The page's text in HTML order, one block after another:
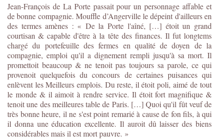
Jean-François de La Porte passait pour un personnage affable et
de bonne compagnie. Mouffle d’Angerville le dépeint d'ailleurs en
des termes amènes : « De la Porte l'aîné, […] étoit un grand
courtisan & capable d'être à la tête des finances. Il fut longtems
chargé du portefeuille des fermes en qualité de doyen de la
compagnie, emploi qu'il a dignement rempli jusqu'à sa mort. Il
promettoit beaucoup & ne tenoit pas toujours sa parole, ce qui
provenoit quelquefois du concours de certaines puisances qui
enlèvent les Meilleurs emplois. Du reste, il étoit poli, aimé de tout
le monde & il aimoit à rendre service. Il étoit fort magnifique &
tenoit une des meilleures table de Paris. […] Quoi qu'il fût veuf de
très bonne heure, il ne s'est point remarié à cause de fon fils, à qui
il donna une éducation excellente. Il auroit dû laisser des biens
considérables mais il est mort pauvre. »